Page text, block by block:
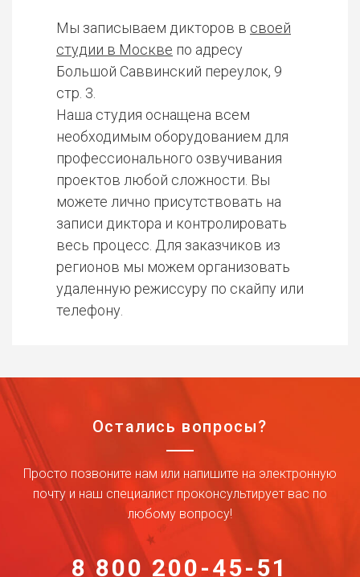
Мы записываем дикторов в своей
студии в Москве по адресу
Большой Саввинский переулок, 9
стр. 3.
Наша студия оснащена всем
необходимым оборудованием для
профессионального озвучивания
проектов любой сложности. Вы
можете лично присутствовать на
записи диктора и контролировать
весь процесс. Для заказчиков из
регионов мы можем организовать
удаленную режиссуру по скайпу или
телефону.
Остались вопросы?
Просто позвоните нам или напишите на электронную
почту и наш специалист проконсультирует вас по
любому вопросу!
8 800 200-45-51